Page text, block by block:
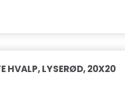
HVALP, LYSERØD, 20X20